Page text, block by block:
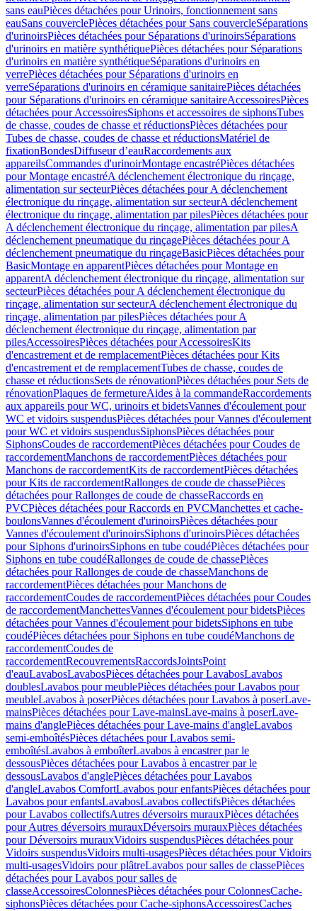
sans eauPièces détachées pour Urinoirs, fonctionnement sans
eauSans couverclePièces détachées pour Sans couvercleSéparations
d'urinoirsPièces détachées pour Séparations d'urinoirsSéparations
d'urinoirs en matière synthétiquePièces détachées pour Séparations
d'urinoirs en matière synthétiqueSéparations d'urinoirs en
verrePièces détachées pour Séparations d'urinoirs en
verreSéparations d'urinoirs en céramique sanitairePièces détachées
pour Séparations d'urinoirs en céramique sanitaireAccessoiresPièces
détachées pour AccessoiresSiphons et accessoires de siphonsTubes
de chasse, coudes de chasse et réductionsPièces détachées pour
Tubes de chasse, coudes de chasse et réductionsMatériel de
fixationBondesDiffuseur d’eauRaccordements aux
appareilsCommandes d'urinoirMontage encastréPièces détachées
pour Montage encastréA déclenchement électronique du rinçage,
alimentation sur secteurPièces détachées pour A déclenchement
électronique du rinçage, alimentation sur secteurA déclenchement
électronique du rinçage, alimentation par pilesPièces détachées pour
A déclenchement électronique du rinçage, alimentation par pilesA
déclenchement pneumatique du rinçagePièces détachées pour A
déclenchement pneumatique du rinçageBasicPièces détachées pour
BasicMontage en apparentPièces détachées pour Montage en
apparentA déclenchement électronique du rinçage, alimentation sur
secteurPièces détachées pour A déclenchement électronique du
rinçage, alimentation sur secteurA déclenchement électronique du
rinçage, alimentation par pilesPièces détachées pour A
déclenchement électronique du rinçage, alimentation par
pilesAccessoiresPièces détachées pour AccessoiresKits
d'encastrement et de remplacementPièces détachées pour Kits
d'encastrement et de remplacementTubes de chasse, coudes de
chasse et réductionsSets de rénovationPièces détachées pour Sets de
rénovationPlaques de fermetureAides à la commandeRaccordements
aux appareils pour WC, urinoirs et bidetsVannes d'écoulement pour
WC et vidoirs suspendusPièces détachées pour Vannes d'écoulement
pour WC et vidoirs suspendusSiphonsPièces détachées pour
SiphonsCoudes de raccordementPièces détachées pour Coudes de
raccordementManchons de raccordementPièces détachées pour
Manchons de raccordementKits de raccordementPièces détachées
pour Kits de raccordementRallonges de coude de chassePièces
détachées pour Rallonges de coude de chasseRaccords en
PVCPièces détachées pour Raccords en PVCManchettes et cache-
boulonsVannes d'écoulement d'urinoirsPièces détachées pour
Vannes d'écoulement d'urinoirsSiphons d'urinoirsPièces détachées
pour Siphons d'urinoirsSiphons en tube coudéPièces détachées pour
Siphons en tube coudéRallonges de coude de chassePièces
détachées pour Rallonges de coude de chasseManchons de
raccordementPièces détachées pour Manchons de
raccordementCoudes de raccordementPièces détachées pour Coudes
de raccordementManchettesVannes d'écoulement pour bidetsPièces
détachées pour Vannes d'écoulement pour bidetsSiphons en tube
coudéPièces détachées pour Siphons en tube coudéManchons de
raccordementCoudes de
raccordementRecouvrementsRaccordsJointsPoint
d'eauLavabosLavabosPièces détachées pour LavabosLavabos
doublesLavabos pour meublePièces détachées pour Lavabos pour
meubleLavabos à poserPièces détachées pour Lavabos à poserLave-
mainsPièces détachées pour Lave-mainsLave-mains à poserLave-
mains d'anglePièces détachées pour Lave-mains d'angleLavabos
semi-emboîtésPièces détachées pour Lavabos semi-
emboîtésLavabos à emboîterLavabos à encastrer par le
dessousPièces détachées pour Lavabos à encastrer par le
dessousLavabos d'anglePièces détachées pour Lavabos
d'angleLavabos ComfortLavabos pour enfantsPièces détachées pour
Lavabos pour enfantsLavabosLavabos collectifsPièces détachées
pour Lavabos collectifsAutres déversoirs murauxPièces détachées
pour Autres déversoirs murauxDéversoirs murauxPièces détachées
pour Déversoirs murauxVidoirs suspendusPièces détachées pour
Vidoirs suspendusVidoirs multi-usagesPièces détachées pour Vidoirs
multi-usagesVidoirs pour plâtreLavabos pour salles de classePièces
détachées pour Lavabos pour salles de
classeAccessoiresColonnesPièces détachées pour ColonnesCache-
siphonsPièces détachées pour Cache-siphonsAccessoiresCaches